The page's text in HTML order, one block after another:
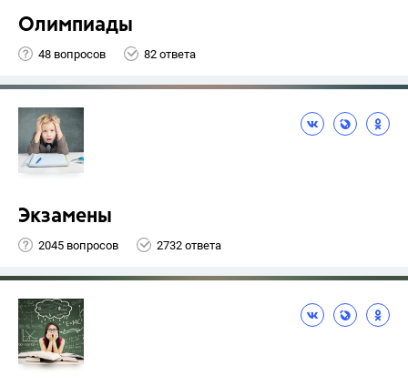
Олимпиады
48 вопросов 82 ответа
Экзамены
2045 вопросов 2732 ответа